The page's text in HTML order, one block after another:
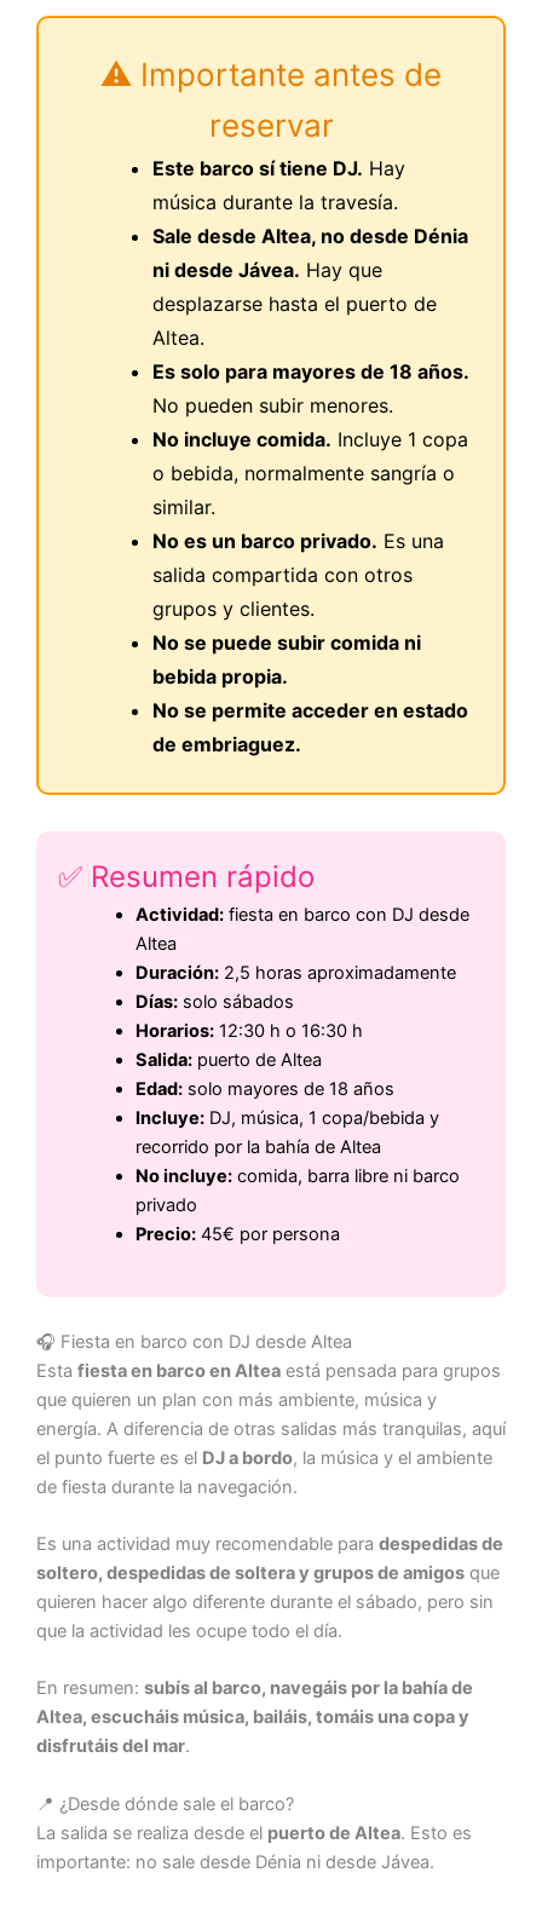
⚠️ Importante antes de
reservar
Este barco sí tiene DJ. Hay
música durante la travesía.
Sale desde Altea, no desde Dénia
ni desde Jávea. Hay que
desplazarse hasta el puerto de
Altea.
Es solo para mayores de 18 años.
No pueden subir menores.
No incluye comida. Incluye 1 copa
o bebida, normalmente sangría o
similar.
No es un barco privado. Es una
salida compartida con otros
grupos y clientes.
No se puede subir comida ni
bebida propia.
No se permite acceder en estado
de embriaguez.
✅ Resumen rápido
Actividad:fiesta en barco con DJ desde
Altea
Duración:2,5 horas aproximadamente
Días:solo sábados
Horarios:12:30 h o 16:30 h
Salida:puerto de Altea
Edad:solo mayores de 18 años
Incluye:DJ, música, 1 copa/bebida y
recorrido por la bahía de Altea
No incluye:comida, barra libre ni barco
privado
Precio:45€ por persona
🎧 Fiesta en barco con DJ desde Altea
Esta fiesta en barco en Altea está pensada para grupos
que quieren un plan con más ambiente, música y
energía. A diferencia de otras salidas más tranquilas, aquí
el punto fuerte es el DJ a bordo, la música y el ambiente
de fiesta durante la navegación.
Es una actividad muy recomendable para despedidas de
soltero, despedidas de soltera y grupos de amigos que
quieren hacer algo diferente durante el sábado, pero sin
que la actividad les ocupe todo el día.
En resumen: subís al barco, navegáis por la bahía de
Altea, escucháis música, bailáis, tomáis una copa y
disfrutáis del mar.
📍 ¿Desde dónde sale el barco?
La salida se realiza desde el puerto de Altea. Esto es
importante: no sale desde Dénia ni desde Jávea.